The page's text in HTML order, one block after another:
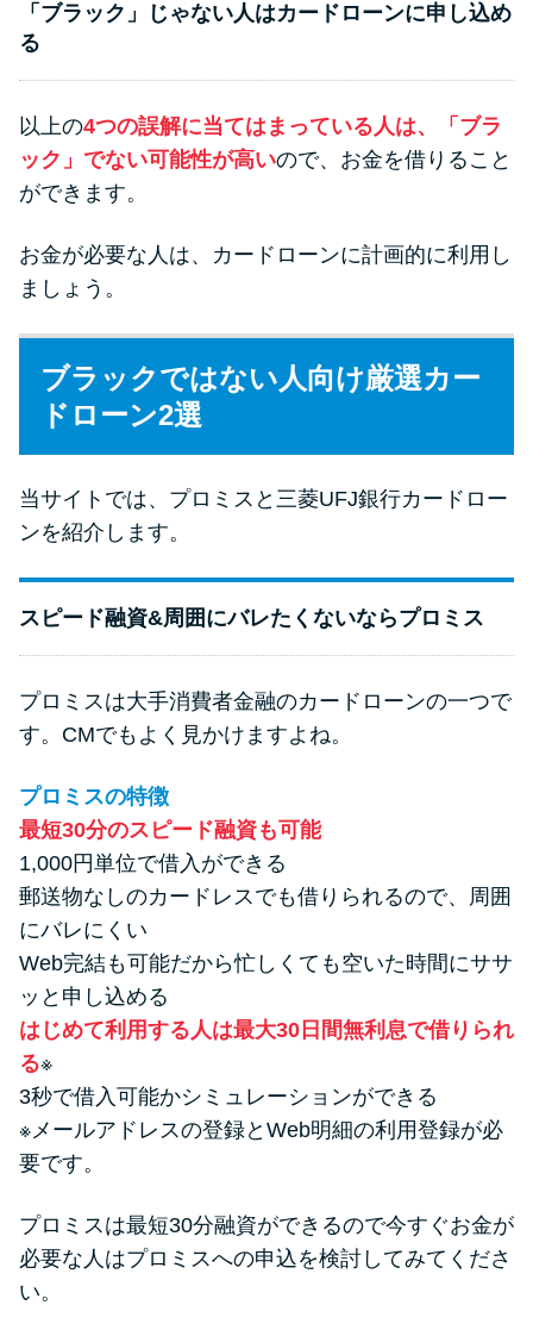
「ブラック」じゃない人はカードローンに申し込め
る
以上の4つの誤解に当てはまっている人は、「ブラ
ック」でない可能性が高いので、お金を借りること
ができます。
お金が必要な人は、カードローンに計画的に利用し
ましょう。
ブラックではない人向け厳選カー
ドローン2選
当サイトでは、プロミスと三菱UFJ銀行カードロー
ンを紹介します。
スピード融資&周囲にバレたくないならプロミス
プロミスは大手消費者金融のカードローンの一つで
す。CMでもよく見かけますよね。
プロミスの特徴
最短30分のスピード融資も可能
1,000円単位で借入ができる
郵送物なしのカードレスでも借りられるので、周囲
にバレにくい
Web完結も可能だから忙しくても空いた時間にササ
ッと申し込める
はじめて利用する人は最大30日間無利息で借りられ
る※
3秒で借入可能かシミュレーションができる
※メールアドレスの登録とWeb明細の利用登録が必
要です。
プロミスは最短30分融資ができるので今すぐお金が
必要な人はプロミスへの申込を検討してみてくださ
い。